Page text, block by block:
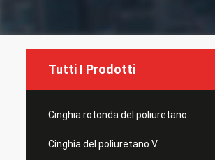
Tutti I Prodotti
Cinghia rotonda del poliuretano
Cinghia del poliuretano V